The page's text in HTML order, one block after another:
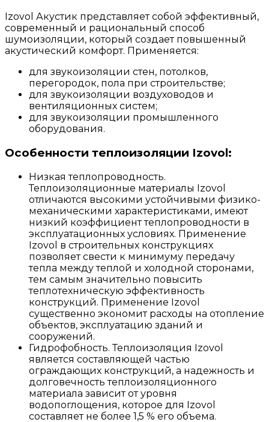
Izovol Акустик представляет собой эффективный,
современный и рациональный способ
шумоизоляции, который создает повышенный
акустический комфорт. Применяется:
для звукоизоляции стен, потолков,
перегородок, пола при строительстве;
для звукоизоляции воздуховодов и
вентиляционных систем;
для звукоизоляции промышленного
оборудования.
Особенности теплоизоляции Izovol:
Низкая теплопроводность.
Теплоизоляционные материалы Izovol
отличаются высокими устойчивыми физико-
механическими характеристиками, имеют
низкий коэффициент теплопроводности в
эксплуатационных условиях. Применение
Izovol в строительных конструкциях
позволяет свести к минимуму передачу
тепла между теплой и холодной сторонами,
тем самым значительно повысить
теплотехническую эффективность
конструкций. Применение Izovol
существенно экономит расходы на отопление
объектов, эксплуатацию зданий и
сооружений.
Гидрофобность. Теплоизоляция Izovol
является составляющей частью
ограждающих конструкций, а надежность и
долговечность теплоизоляционного
материала зависит от уровня
водопоглощения, которое для Izovol
составляет не более 1,5 % его объема.